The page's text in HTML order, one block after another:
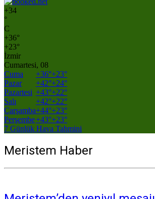
+34
°
C
+36°
+23°
İzmir
Cumartesi, 08
Cuma
+36°+23°
Pazar
+42°+24°
Pazartesi +43°+22°
Salı
+42°+22°
Çarşamba+44°+23°
Perşembe+43°+23°
7 Günlük Hava Tahmini
Meristem Haber